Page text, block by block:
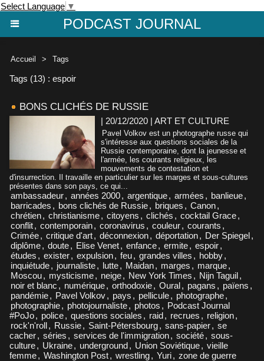
Select Language ▼
PODCAST JOURNAL
Accueil > Tags
Tags (13) : espoir
BONS CLICHÉS DE RUSSIE
| 20/12/2020 | ART ET CULTURE
Pavel Volkov est un photographe russe qui
s'intéresse aux questions sociales de la
Russie contemporaine, dont la jeunesse et
l'armée, les courants religieux, les
mouvements de contestation et
d'insurrection. Il travaille en particulier sur les marges et sous-cultures
présentes dans son pays, ce qui...
ambassadeur, années 2000, argentique, armées , banlieue,
barricades , bons clichés de Russie, briques , Canon,
chrétien, christianisme, citoyens , clichés , cocktail Grace,
conflit, contemporain, coronavirus , couleur, courants ,
Crimée, critique d'art, déconnexion, déportation, Der Spiegel,
diplôme, doute, Elise Venet, enfance, ermite, espoir,
études , exister, expulsion, feu, grandes villes , hobby,
inquiétude, journaliste, lutte, Maidan, marges , marque,
Moscou, mysticisme, neige, New York Times , Nijn Taguil,
noir et blanc , numérique, orthodoxie, Oural, pagans , païens ,
pandémie, Pavel Volkov, pays , pellicule, photographe,
photographie, photojournaliste, photos , Podcast Journal
#PoJo, police, questions sociales , raid, recrues , religion,
rock'n'roll, Russie, Saint-Pétersbourg, sans-papier, se
cacher, séries , services de l'immigration, société, sous-
culture, Ukraine, underground, Union Soviétique, vieille
femme, Washington Post, wrestling, Yuri, zone de guerre